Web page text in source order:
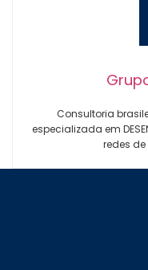
Consultoria
especializada em
redes